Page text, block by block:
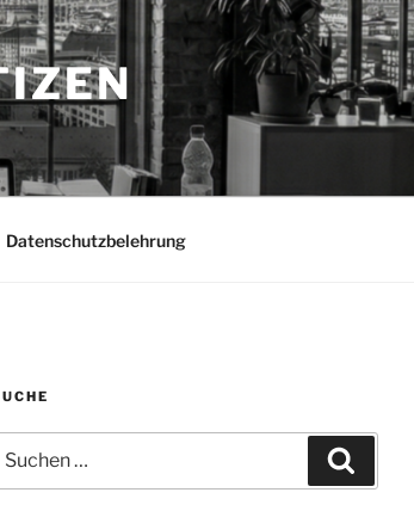
Datenschutzbelehrung
nach: